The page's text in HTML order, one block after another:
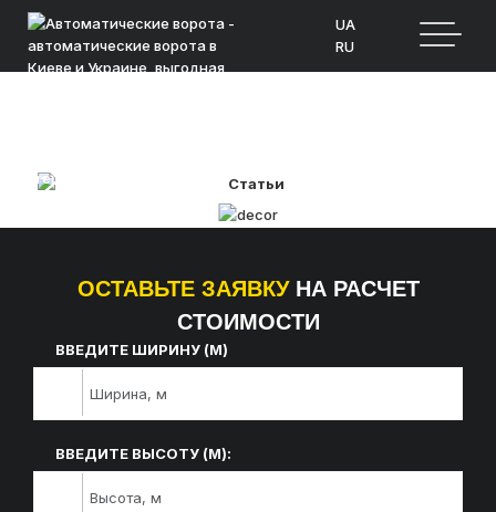
UA
RU
ОСТАВЬТЕ ЗАЯВКУНА РАСЧЕТ
СТОИМОСТИ
ВВЕДИТЕ ШИРИНУ (М)
ВВЕДИТЕ ВЫСОТУ (М):